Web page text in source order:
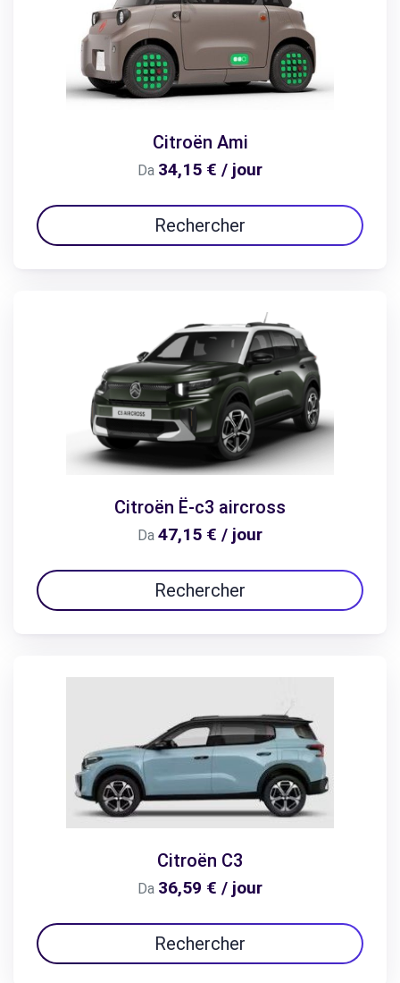
Citroën Ami
Da 34,15 € / jour
Rechercher
Citroën Ë-c3 aircross
Da 47,15 € / jour
Rechercher
Citroën C3
Da 36,59 € / jour
Rechercher